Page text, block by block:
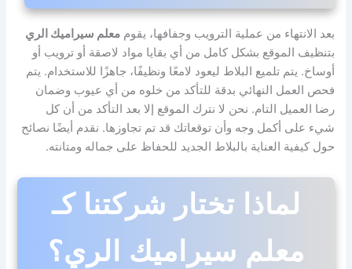
بعد الانتهاء من عملية الترويب وجفافها، يقوممعلم سيراميك الري
بتنظيف الموقع بشكل كامل من أي بقايا مواد لاصقة أو ترويب أو
أوساخ. يتم تلميع البلاط ليعود لامعًا ونظيفًا، جاهزًا للاستخدام. يتم
فحص العمل النهائي بدقة للتأكد من خلوه من أي عيوب وضمان
رضا العميل التام. نحن لا نترك الموقع إلا بعد التأكد من أن كل
شيء على أكمل وجه وأن توقعاتك قد تم تجاوزها. نقدم أيضًا نصائح
حول كيفية العناية بالبلاط الجديد للحفاظ على جماله ومتانته.
لماذا تختار شركتنا كـ
معلم سيراميك الري؟